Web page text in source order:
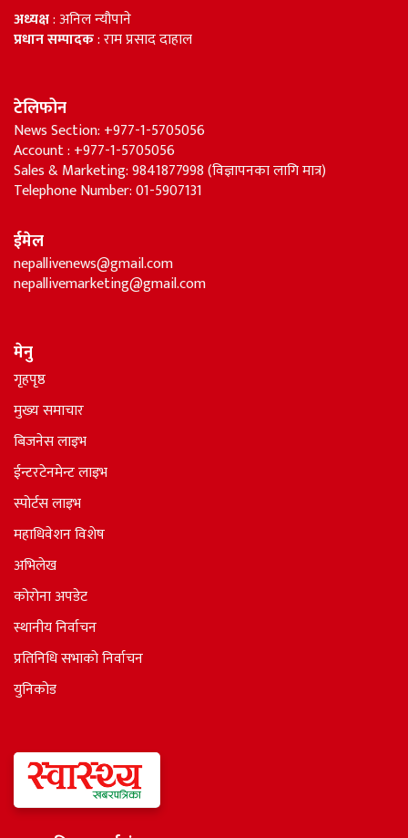
अध्यक्ष: अनिल न्यौपाने
प्रधान सम्पादक: राम प्रसाद दाहाल
टेलिफोन
News Section: +977-1-5705056
Account : +977-1-5705056
Sales & Marketing: 9841877998 (विज्ञापनका लागि मात्र)
Telephone Number: 01-5907131
ईमेल
nepallivenews@gmail.com
nepallivemarketing@gmail.com
मेनु
गृहपृष्ठ
मुख्य समाचार
बिजनेस लाइभ
ईन्टरटेनमेन्ट लाइभ
स्पोर्टस लाइभ
महाधिवेशन विशेष
अभिलेख
कोरोना अपडेट
स्थानीय निर्वाचन
प्रतिनिधि सभाकाे निर्वाचन
युनिकोड